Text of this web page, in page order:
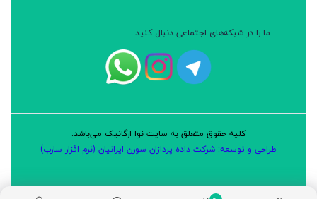
ما را در شبکه‌های اجتماعی دنبال کنید
کلیه حقوق متعلق به سایت نوا ارگانیک می‌باشد.
طراحی و توسعه: شرکت داده پردازان سورن ایرانیان (نرم افزار سارب)